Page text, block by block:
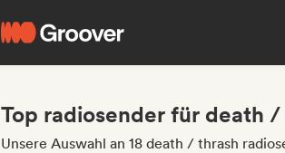
Top radiosender für death /
Unsere Auswahl an 18 death / thrash